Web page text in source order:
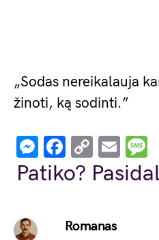
„Sodas nereikalauja
žinoti, ką sodinti.”
Messenger
Facebook
Copy
Link
Patiko?
Romanas